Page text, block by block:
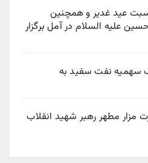
عید غدیر و همچنین
علیه السلام در آمل برگزار
۱۰۰ لیتر؛ شوک سهمیه نفت سفید به
مزار مطهر رهبر شهید انقلاب